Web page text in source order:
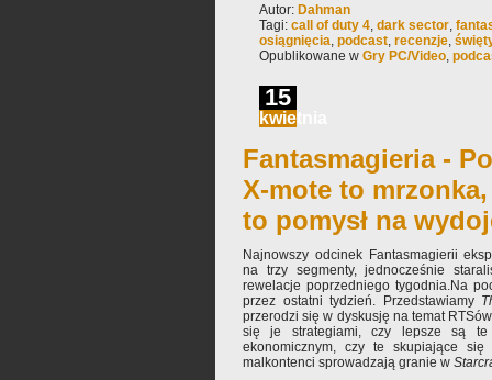
Autor: Dahman
Tagi: call of duty 4, dark sector,
osiągnięcia, podcast, recenzje,
Opublikowane w Gry PC/Video,
15
kwietnia
Fantasmagieria -
X-mote to
to pomysł na
Najnowszy odcinek Fantasmagierii
na trzy segmenty, jednocześnie
rewelacje poprzedniego tygodnia.Na
przez ostatni tydzień. Przedstawiamy
przerodzi się w dyskusję na temat
się je strategiami, czy lepsze są te
ekonomicznym, czy te skupiające
malkontenci sprowadzają granie w